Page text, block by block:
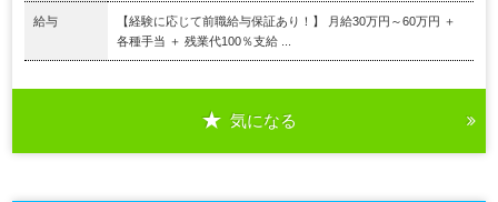
給与
【経験に応じて前職給与保証あり！】 月給30万円～60万円 ＋
各種手当 ＋ 残業代100％支給 ...
気になる